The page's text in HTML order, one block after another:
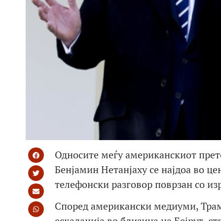
Односите меѓу американскиот
Бенјамин Нетанјаху се најдоа во
телефонски разговор поврзан со
Според американски медиуми,